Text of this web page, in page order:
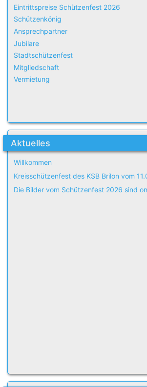
Eintrittspreise Schützenfest 2026
Schützenkönig
Ansprechpartner
Jubilare
Stadtschützenfest
Mitgliedschaft
Vermietung
Aktuelles
Willkommen
Kreisschützenfest des KSB Brilon vom
Die Bilder vom Schützenfest 2026 sind